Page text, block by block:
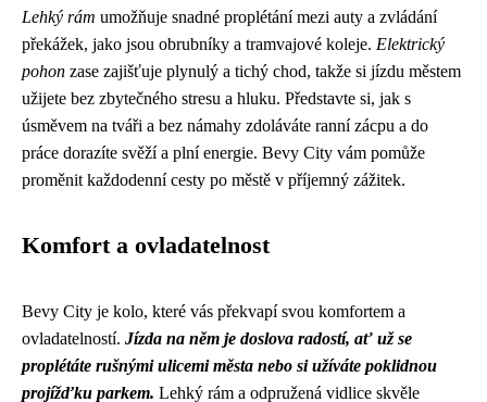
Lehký rám umožňuje snadné proplétání mezi auty a zvládání
překážek, jako jsou obrubníky a tramvajové koleje. Elektrický
pohon zase zajišťuje plynulý a tichý chod, takže si jízdu městem
užijete bez zbytečného stresu a hluku. Představte si, jak s
úsměvem na tváři a bez námahy zdoláváte ranní zácpu a do
práce dorazíte svěží a plní energie. Bevy City vám pomůže
proměnit každodenní cesty po městě v příjemný zážitek.
Komfort a ovladatelnost
Bevy City je kolo, které vás překvapí svou komfortem a
ovladatelností. Jízda na něm je doslova radostí, ať už se
proplétáte rušnými ulicemi města nebo si užíváte poklidnou
projížďku parkem. Lehký rám a odpružená vidlice skvěle